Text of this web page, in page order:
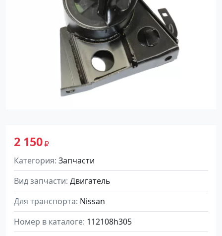
2 150
Категория Запчасти
Вид запчасти Двигатель
Для транспорта Nissan
Номер в каталоге 112108h305